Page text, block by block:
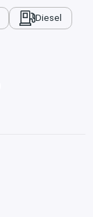
Diesel